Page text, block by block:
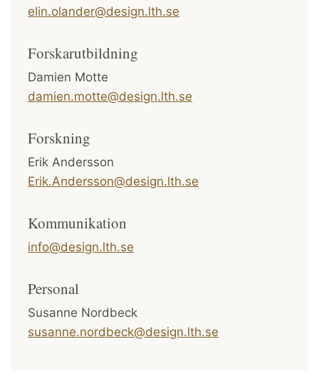
elin.olander@design.lth.se
Forskarutbildning
Damien Motte
damien.motte@design.lth.se
Forskning
Erik Andersson
Erik.Andersson@design.lth.se
Kommunikation
info@design.lth.se
Personal
Susanne Nordbeck
susanne.nordbeck@design.lth.se